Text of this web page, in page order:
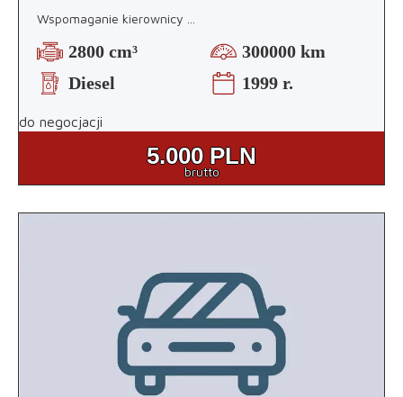
Wspomaganie kierownicy
2800 cm³
300000 km
Diesel
1999 r.
do negocjacji
5.000 PLN
brutto